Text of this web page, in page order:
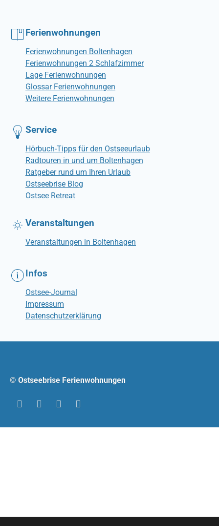
Ferienwohnungen
Ferienwohnungen Boltenhagen
Ferienwohnungen 2 Schlafzimmer
Lage Ferienwohnungen
Glossar Ferienwohnungen
Weitere Ferienwohnungen
Service
Hörbuch-Tipps für den Ostseeurlaub
Radtouren in und um Boltenhagen
Ratgeber rund um Ihren Urlaub
Ostseebrise Blog
Ostsee Retreat
Veranstaltungen
Veranstaltungen in Boltenhagen
Infos
Ostsee-Journal
Impressum
Datenschutzerklärung
© Ostseebrise Ferienwohnungen
RSS YouTubeInstagramFacebook